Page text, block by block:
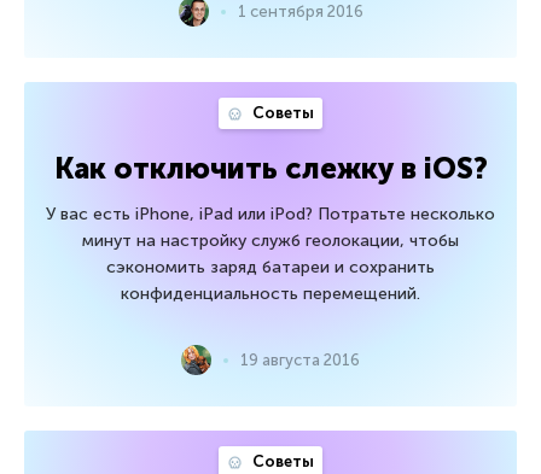
1 сентября 2016
Советы
Как отключить слежку в iOS?
У вас есть iPhone, iPad или iPod? Потратьте несколько
минут на настройку служб геолокации, чтобы
сэкономить заряд батареи и сохранить
конфиденциальность перемещений.
19 августа 2016
Советы